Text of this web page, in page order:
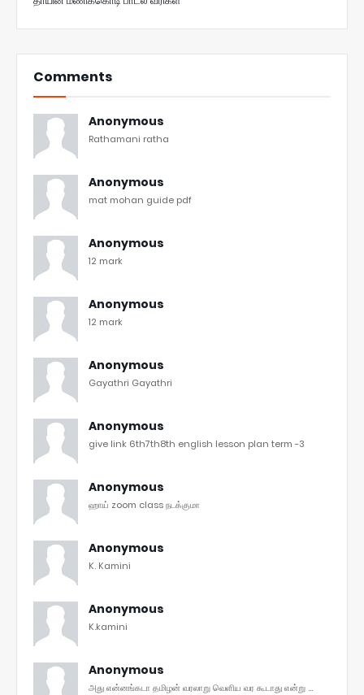
Comments
Anonymous
Rathamani ratha
Anonymous
mat mohan guide pdf
Anonymous
12 mark
Anonymous
12 mark
Anonymous
Gayathri Gayathri
Anonymous
give link 6th7th8th english lesson plan term -3
Anonymous
ஹாய் zoom class நடக்குமா
Anonymous
K. Kamini
Anonymous
K.kamini
Anonymous
அது என்னங்கடா தமிழன் வரலாறு வெளிய வர கூடாது என்று ...